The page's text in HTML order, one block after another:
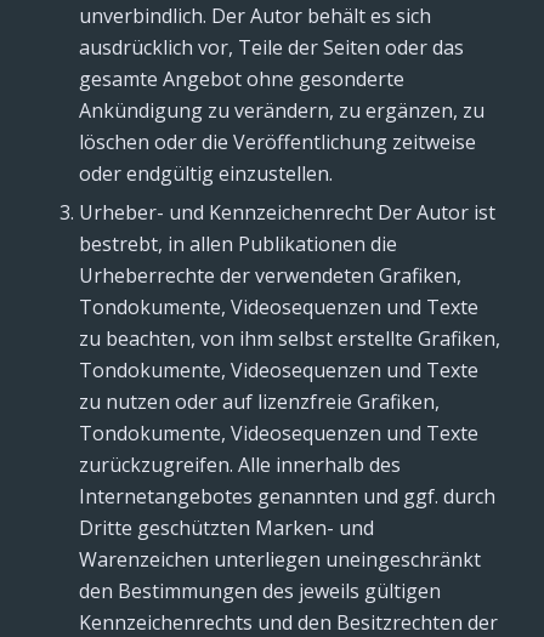
unverbindlich. Der Autor behält es sich
ausdrücklich vor, Teile der Seiten oder das
gesamte Angebot ohne gesonderte
Ankündigung zu verändern, zu ergänzen, zu
löschen oder die Veröffentlichung zeitweise
oder endgültig einzustellen.
Urheber- und Kennzeichenrecht Der Autor ist
bestrebt, in allen Publikationen die
Urheberrechte der verwendeten Grafiken,
Tondokumente, Videosequenzen und Texte
zu beachten, von ihm selbst erstellte Grafiken,
Tondokumente, Videosequenzen und Texte
zu nutzen oder auf lizenzfreie Grafiken,
Tondokumente, Videosequenzen und Texte
zurückzugreifen. Alle innerhalb des
Internetangebotes genannten und ggf. durch
Dritte geschützten Marken- und
Warenzeichen unterliegen uneingeschränkt
den Bestimmungen des jeweils gültigen
Kennzeichenrechts und den Besitzrechten der